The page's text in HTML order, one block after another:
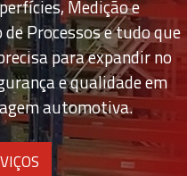
Medição e
de Processos e tudo que
para expandir no
e qualidade em
automotiva.